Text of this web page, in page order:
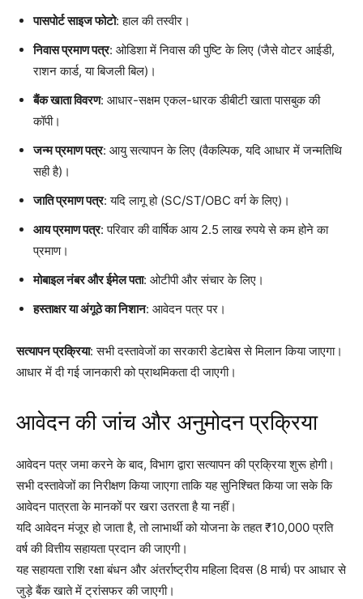
पासपोर्ट साइज फोटो: हाल की तस्वीर।
निवास प्रमाण पत्र: ओडिशा में निवास की पुष्टि के लिए (जैसे वोटर आईडी,
राशन कार्ड, या बिजली बिल)।
बैंक खाता विवरण: आधार-सक्षम एकल-धारक डीबीटी खाता पासबुक की
कॉपी।
जन्म प्रमाण पत्र: आयु सत्यापन के लिए (वैकल्पिक, यदि आधार में जन्मतिथि
सही है)।
जाति प्रमाण पत्र: यदि लागू हो (SC/ST/OBC वर्ग के लिए)।
आय प्रमाण पत्र: परिवार की वार्षिक आय 2.5 लाख रुपये से कम होने का
प्रमाण।
मोबाइल नंबर और ईमेल पता: ओटीपी और संचार के लिए।
हस्ताक्षर या अंगूठे का निशान: आवेदन पत्र पर।
सत्यापन प्रक्रिया: सभी दस्तावेजों का सरकारी डेटाबेस से मिलान किया जाएगा।
आधार में दी गई जानकारी को प्राथमिकता दी जाएगी।
आवेदन की जांच और अनुमोदन प्रक्रिया
आवेदन पत्र जमा करने के बाद, विभाग द्वारा सत्यापन की प्रक्रिया शुरू होगी।
सभी दस्तावेजों का निरीक्षण किया जाएगा ताकि यह सुनिश्चित किया जा सके कि
आवेदन पात्रता के मानकों पर खरा उतरता है या नहीं।
यदि आवेदन मंजूर हो जाता है, तो लाभार्थी को योजना के तहत ₹10,000 प्रति
वर्ष की वित्तीय सहायता प्रदान की जाएगी।
यह सहायता राशि रक्षा बंधन और अंतर्राष्ट्रीय महिला दिवस (8 मार्च) पर आधार से
जुड़े बैंक खाते में ट्रांसफर की जाएगी।